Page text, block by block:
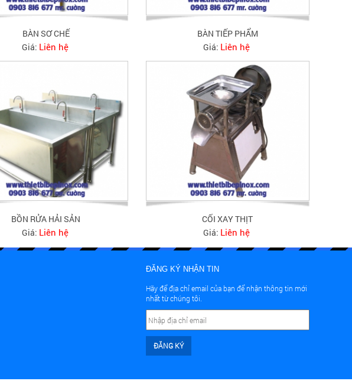
BÀN SƠ CHẾ
Giá: Liên hệ
BÀN TIẾP PHẨM
Giá: Liên hệ
BỒN RỬA HẢI SẢN
Giá: Liên hệ
CỐI XAY THỊT
Giá: Liên hệ
ĐĂNG KÝ NHẬN TIN
Hãy để địa chỉ email của bạn để nhận thông tin mới
nhất từ chúng tôi.
ĐĂNG KÝ